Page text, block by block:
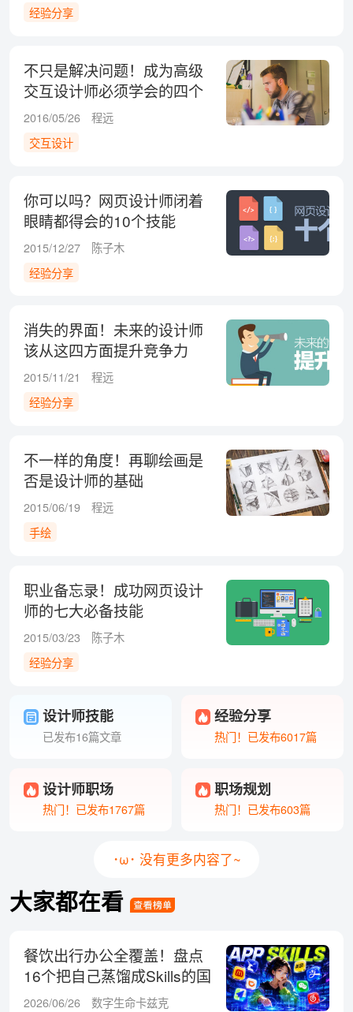
经验分享
不只是解决问题！成为高级
交互设计师必须学会的四个
技能
2016/05/26
程远
交互设计
你可以吗？网页设计师闭着
眼睛都得会的10个技能
2015/12/27
陈子木
经验分享
消失的界面！未来的设计师
该从这四方面提升竞争力
2015/11/21
程远
经验分享
不一样的角度！再聊绘画是
否是设计师的基础
2015/06/19
程远
手绘
职业备忘录！成功网页设计
师的七大必备技能
2015/03/23
陈子木
经验分享
设计师技能
已发布16篇文章
经验分享
热门！已发布6017篇
设计师职场
热门！已发布1767篇
职场规划
热门！已发布603篇
･ω･ 没有更多内容了~
大家都在看
餐饮出行办公全覆盖！盘点
16个把自己蒸馏成Skills的国
民级App
2026/06/26
数字生命卡兹克